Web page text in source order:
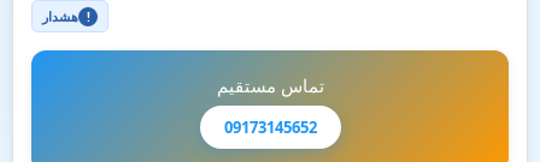
! هشدار
تماس مستقیم
09173145652